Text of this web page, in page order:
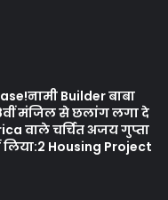
Builder बाबा
मंजिल से छलांग लगा दे
वाले चर्चित अजय गुप्ता
Housing Project